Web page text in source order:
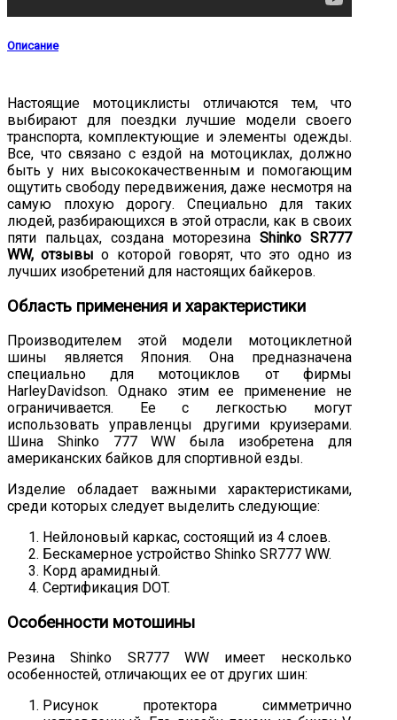
Описание
Настоящие мотоциклисты отличаются тем, что
выбирают для поездки лучшие модели своего
транспорта, комплектующие и элементы одежды.
Все, что связано с ездой на мотоциклах, должно
быть у них высококачественным и помогающим
ощутить свободу передвижения, даже несмотря на
самую плохую дорогу. Специально для таких
людей, разбирающихся в этой отрасли, как в своих
пяти пальцах, создана моторезинаShinko SR777
WW, отзывы о которой говорят, что это одно из
лучших изобретений для настоящих байкеров.
Область применения и характеристики
Производителем этой модели мотоциклетной
шины является Япония. Она предназначена
специально для мотоциклов от фирмы
HarleyDavidson. Однако этим ее применение не
ограничивается. Ее с легкостью могут
использовать управленцы другими круизерами.
Шина Shinko 777 WW была изобретена для
американских байков для спортивной езды.
Изделие обладает важными характеристиками,
среди которых следует выделить следующие:
Нейлоновый каркас, состоящий из 4 слоев.
Бескамерное устройство Shinko SR777 WW.
Корд арамидный.
Сертификация DOT.
Особенности мотошины
Резина Shinko SR777 WW имеет несколько
особенностей, отличающих ее от других шин:
Рисунок протектора симметрично